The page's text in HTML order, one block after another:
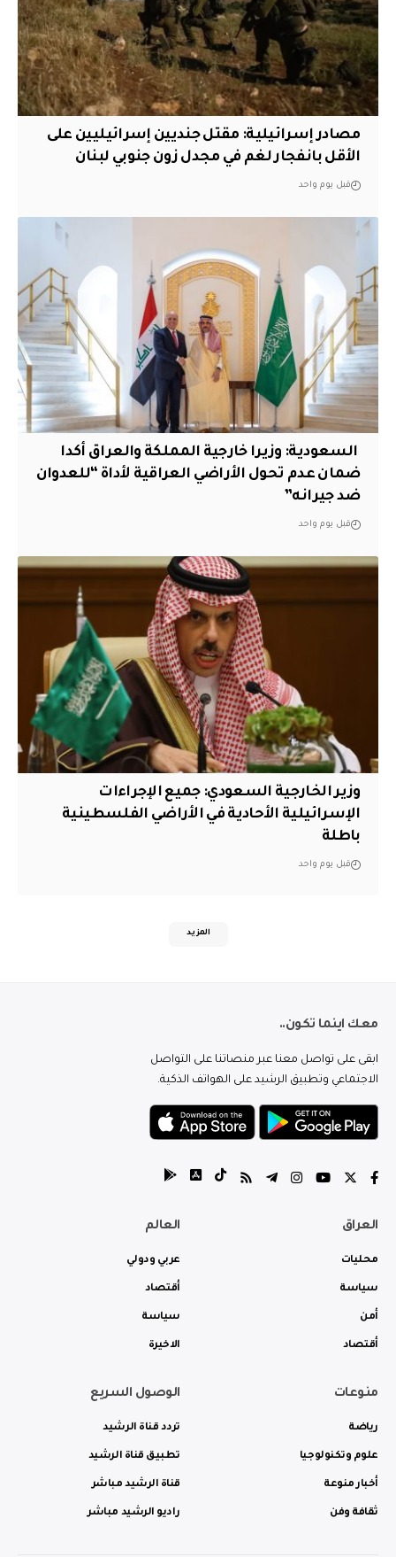
مصادر إسرائيلية: مقتل جنديين إسرائيليين على
الأقل بانفجار لغم في مجدل زون جنوبي لبنان
قبل يوم واحد
‏ السعودية: وزيرا خارجية المملكة والعراق أكدا
ضمان عدم تحول الأراضي العراقية لأداة “للعدوان
ضد جيرانه”
قبل يوم واحد
وزير الخارجية السعودي: جميع الإجراءات
الإسرائيلية الأحادية في الأراضي الفلسطينية
باطلة
قبل يوم واحد
المزيد
معك اينما تكون..
ابقى على تواصل معنا عبر منصاتنا على التواصل
الاجتماعي وتطبيق الرشيد على الهواتف الذكية.
العراق
محليات
سياسة
أمن
أقتصاد
العالم
عربي ودولي
أقتصاد
سياسة
الاخيرة
منوعات
رياضة
علوم وتكنولوجيا
أخبار منوعة
ثقافة وفن
الوصول السريع
تردد قناة الرشيد
تطبيق قناة الرشيد
قناة الرشيد مباشر
راديو الرشيد مباشر